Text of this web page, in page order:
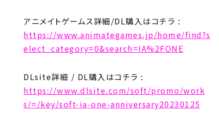
アニメイトゲームス詳細/DL購入はコチラ :
https://www.animategames.jp/home/find?s
elect_category=0&search=IA%2FONE
DLsite詳細 / DL購入はコチラ :
https://www.dlsite.com/soft/promo/work
s/=/key/soft-ia-one-anniversary20230125